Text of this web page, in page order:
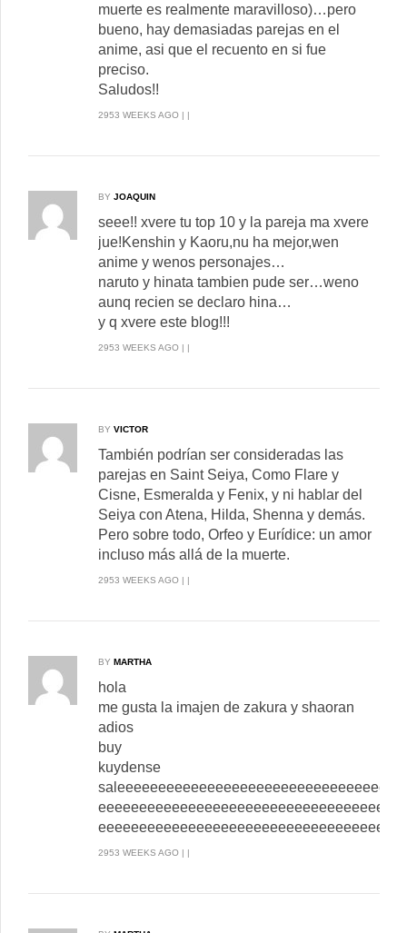
muerte es realmente maravilloso)…pero
bueno, hay demasiadas parejas en el
anime, asi que el recuento en si fue
preciso.
Saludos!!
2953 WEEKS AGO | |
BY JOAQUIN
seee!! xvere tu top 10 y la pareja ma xvere
jue!Kenshin y Kaoru,nu ha mejor,wen
anime y wenos personajes…
naruto y hinata tambien pude ser…weno
aunq recien se declaro hina…
y q xvere este blog!!!
2953 WEEKS AGO | |
BY VICTOR
También podrían ser consideradas las
parejas en Saint Seiya, Como Flare y
Cisne, Esmeralda y Fenix, y ni hablar del
Seiya con Atena, Hilda, Shenna y demás.
Pero sobre todo, Orfeo y Eurídice: un amor
incluso más allá de la muerte.
2953 WEEKS AGO | |
BY MARTHA
hola
me gusta la imajen de zakura y shaoran
adios
buy
kuydense
2953 WEEKS AGO | |